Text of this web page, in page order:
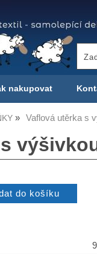
nakupovat
Vaflová utěrka s